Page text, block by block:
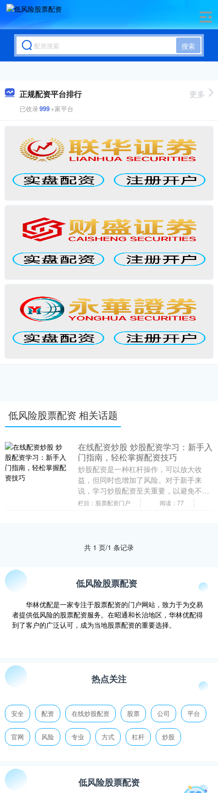
搜索
正规配资平台排行
已收录999+家平台
更多
低风险股票配资 相关话题
在线配资炒股 炒股配资学习：新手入
门指南，轻松掌握配资技巧
炒股配资是一种杠杆操作，可以放大收
益，但同时也增加了风险。对于新手来
说，学习炒股配资至关重要，以避免不必
要的损失。 全国股票配资平台提供多种配
栏目：股票配资门户 阅读：77
共 1 页/1 条记录
低风险股票配资
华林优配是一家专注于股票配资的门户网站，致力于为交易
者提供低风险的股票配资服务。在昭通和长治地区，华林优配得
到了客户的广泛认可，成为当地股票配资的重要选择。
热点关注
安全 配资 在线炒股配资 股票 公司 平台
官网 风险 专业 方式 杠杆 炒股
低风险股票配资